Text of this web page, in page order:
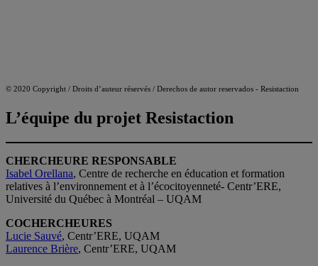
© 2020 Copyright / Droits d’auteur réservés / Derechos de autor reservados - Resistaction
L’équipe du projet Resistaction
CHERCHEURE RESPONSABLE
Isabel Orellana, Centre de recherche en éducation et formation
relatives à l’environnement et à l’écocitoyenneté- Centr’ERE,
Université du Québec à Montréal – UQAM
COCHERCHEURES
Lucie Sauvé, Centr’ERE, UQAM
Laurence Brière, Centr’ERE, UQAM